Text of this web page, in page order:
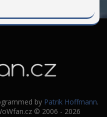
by Patrik Hoffmann.
© 2006 - 2026